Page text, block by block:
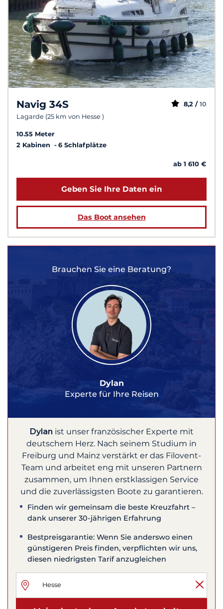
Navig 34S
Lagarde (25 km von Hesse )
8,2 / 10
10.55 Meter
2 Kabinen
6 Schlafplätze
ab 1 610 €
Geben Sie Ihre Daten ein
Das Boot ansehen
Brauchen Sie eine Beratung?
Dylan
Experte für Ihre Reisen
Dylan ist unser französischer Experte mit
deutschem Herz. Nach seinem Studium in
Freiburg und Mainz verstärkt er das Filovent-
Team und arbeitet eng mit unseren Partnern
zusammen, um Ihnen erstklassigen Service
und die zuverlässigsten Boote zu garantieren.
Finden wir gemeinsam die beste Kreuzfahrt –
dank unserer 30-jährigen Erfahrung
Bestpreisgarantie: Wenn Sie anderswo einen
günstigeren Preis finden, verpflichten wir uns,
diesen niedrigsten Tarif anzugleichen